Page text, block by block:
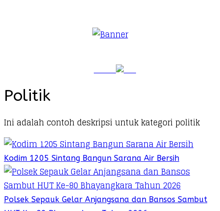
Politik
Ini adalah contoh deskripsi untuk kategori politik
Kodim 1205 Sintang Bangun Sarana Air Bersih
Polsek Sepauk Gelar Anjangsana dan Bansos Sambut